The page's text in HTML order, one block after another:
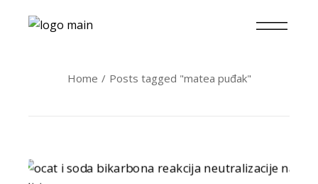
Home Posts tagged "matea puđak"